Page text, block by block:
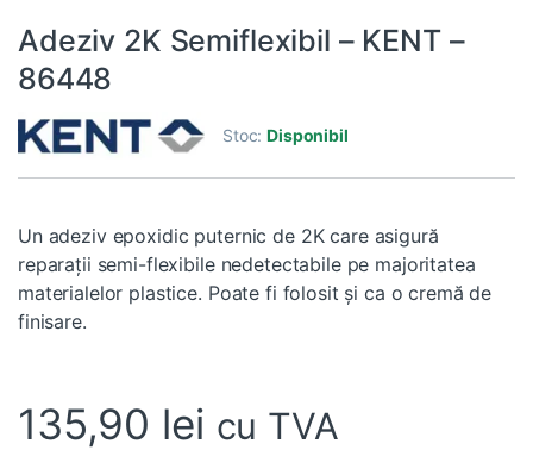
Adeziv 2K Semiflexibil – KENT –
86448
Stoc:Disponibil
Un adeziv epoxidic puternic de 2K care asigură
reparații semi-flexibile nedetectabile pe majoritatea
materialelor plastice. Poate fi folosit și ca o cremă de
finisare.
135,90 lei cu TVA